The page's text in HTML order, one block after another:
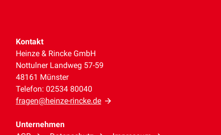
Kontakt
Heinze & Rincke GmbH
Nottulner Landweg 57-59
48161 Münster
Telefon: 02534 80040
fragen@heinze-rincke.de
Unternehmen